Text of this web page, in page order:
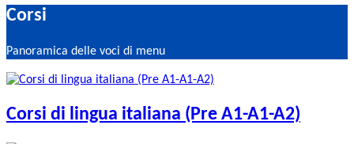
Corsi
Panoramica delle voci di menu
Corsi di lingua italiana (Pre A1-A1-A2)